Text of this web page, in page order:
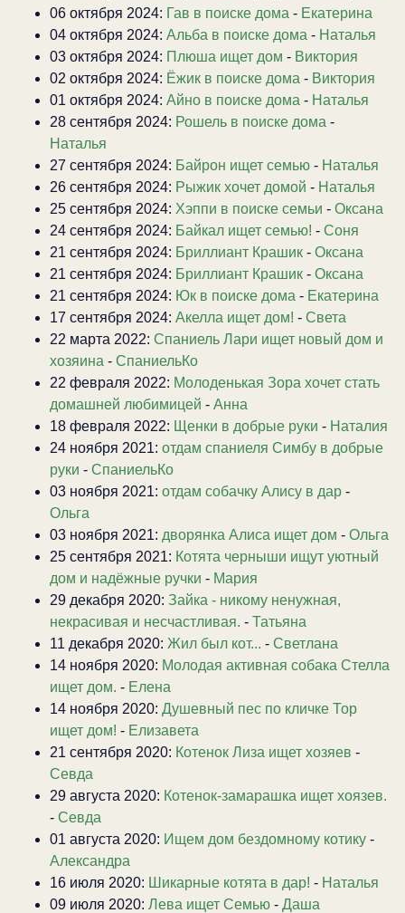
06 октября 2024: Гав в поиске дома - Екатерина
04 октября 2024: Альба в поиске дома - Наталья
03 октября 2024: Плюша ищет дом - Виктория
02 октября 2024: Ёжик в поиске дома - Виктория
01 октября 2024: Айно в поиске дома - Наталья
28 сентября 2024: Рошель в поиске дома -
Наталья
27 сентября 2024: Байрон ищет семью - Наталья
26 сентября 2024: Рыжик хочет домой - Наталья
25 сентября 2024: Хэппи в поиске семьи - Оксана
24 сентября 2024: Байкал ищет семью! - Соня
21 сентября 2024: Бриллиант Крашик - Оксана
21 сентября 2024: Бриллиант Крашик - Оксана
21 сентября 2024: Юк в поиске дома - Екатерина
17 сентября 2024: Акелла ищет дом! - Света
22 марта 2022: Спаниель Лари ищет новый дом и
хозяина - СпаниельКо
22 февраля 2022: Молоденькая Зора хочет стать
домашней любимицей - Анна
18 февраля 2022: Щенки в добрые руки - Наталия
24 ноября 2021: отдам спаниеля Симбу в добрые
руки - СпаниельКо
03 ноября 2021: отдам собачку Алису в дар -
Ольга
03 ноября 2021: дворянка Алиса ищет дом - Ольга
25 сентября 2021: Котята черныши ищут уютный
дом и надёжные ручки - Мария
29 декабря 2020: Зайка - никому ненужная,
некрасивая и несчастливая. - Татьяна
11 декабря 2020: Жил был кот... - Светлана
14 ноября 2020: Молодая активная собака Стелла
ищет дом. - Елена
14 ноября 2020: Душевный пес по кличке Тор
ищет дом! - Елизавета
21 сентября 2020: Котенок Лиза ищет хозяев -
Севда
29 августа 2020: Котенок-замарашка ищет хоязев.
- Севда
01 августа 2020: Ищем дом бездомному котику -
Александра
16 июля 2020: Шикарные котята в дар! - Наталья
09 июля 2020: Лева ищет Семью - Даша